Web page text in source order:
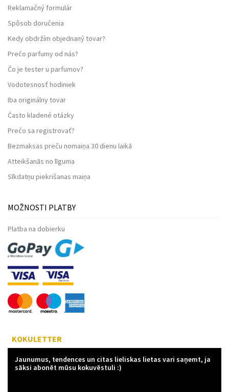
Reklamačný formulár
Spôsob doručenia
Kedy obdržím objednaný tovar?
Prečo parfumy od nás?
Čo je tester u parfumov?
Vodotesnosť hodiniek
Iba originálny tovar
Často kladené otázky
Prečo sa registrovať?
Bezmaksas preču nomaiņa 30 dienu laikā
Atteikšanās no līguma
Sīkdatņu piekrišanas maiņa
MOŽNOSTI PLATBY
Platba na dobierku
KOKULETTER
Jaunumus, tendences un citas lieliskas lietas vari saņemt, ja
sāksi abonēt mūsu kokuvēstuli :)